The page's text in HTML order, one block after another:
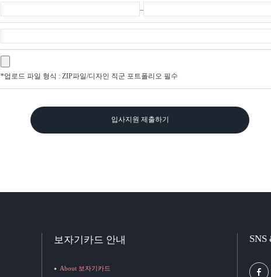
–
*업로드 파일 형식 : ZIP파일/디자인 직군 포트폴리오 필수
입사지원 제출하기
보자기카드 안내
About 보자기카드
SNS